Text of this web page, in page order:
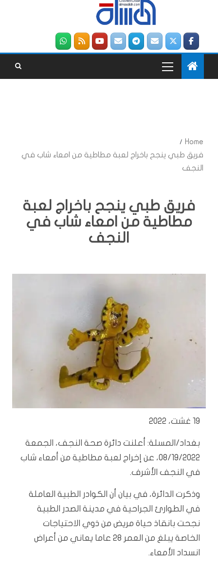
Home
فريق طبي ينجح باخراج لعبة مطاطية من امعاء شاب في
النجف
فريق طبي ينجح باخراج لعبة
مطاطية من امعاء شاب في
النجف
19 غشت، 2022
بغداد/المسلة: أعلنت دائرة صحة النجف، الجمعة
08/19/2022، عن إخراج لعبة مطاطية من أمعاء شاب
في النجف الأشرف.
وذكرت الدائرة، في بيان أن الكوادر الطبية العاملة
في الطوارئ الجراحية في مدينة الصدر الطبية
نجحت بانقاذ حياة مريض من ذوي الاحتياجات
الخاصة يبلغ من العمر 28 عاما يعاني من أعراض
انسداد الأمعاء.